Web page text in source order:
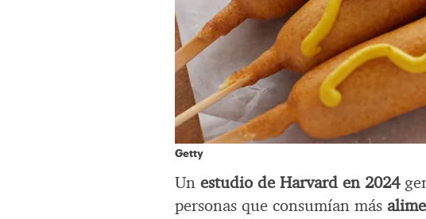
Getty
Unestudio de Harvard en 2024
personas que consumían más